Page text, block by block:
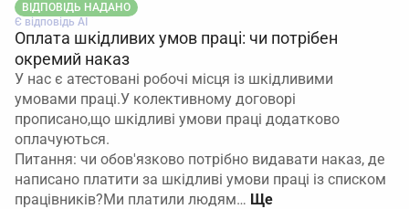
скріншотами.
Паралельно надішліть той самий комплект
довідок поштою або через електронну пошту
на орган, який приймав рішення про
критичність, з письмовим посиланням на
спрощену процедуру і проханням врахувати
документи, навіть якщо технічний модуль
ДАР не працює коректно.
ВІДПОВІДЬ НАДАНО
Є відповідь АІ
Оплата шкідливих умов праці: чи потрібен
окремий наказ
У нас є атестовані робочі місця із шкідливими
умовами праці.У колективному договорі
прописано,що шкідливі умови праці додатково
оплачуються.
Питання: чи обов'язково потрібно видавати наказ, де
написано платити за шкідливі умови праці із списком
працівників?Ми платили людям…